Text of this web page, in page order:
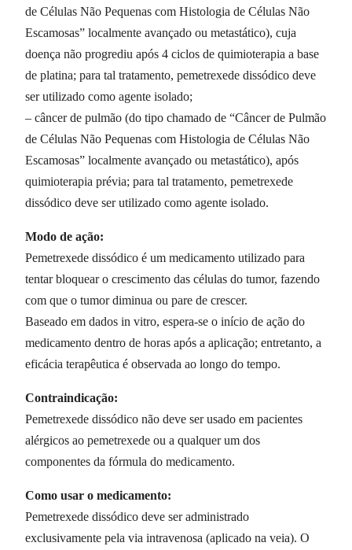
de Células Não Pequenas com Histologia de Células Não
Escamosas” localmente avançado ou metastático), cuja
doença não progrediu após 4 ciclos de quimioterapia a base
de platina; para tal tratamento, pemetrexede dissódico deve
ser utilizado como agente isolado;
– câncer de pulmão (do tipo chamado de “Câncer de Pulmão
de Células Não Pequenas com Histologia de Células Não
Escamosas” localmente avançado ou metastático), após
quimioterapia prévia; para tal tratamento, pemetrexede
dissódico deve ser utilizado como agente isolado.
Modo de ação:
Pemetrexede dissódico é um medicamento utilizado para
tentar bloquear o crescimento das células do tumor, fazendo
com que o tumor diminua ou pare de crescer.
Baseado em dados in vitro, espera-se o início de ação do
medicamento dentro de horas após a aplicação; entretanto, a
eficácia terapêutica é observada ao longo do tempo.
Contraindicação:
Pemetrexede dissódico não deve ser usado em pacientes
alérgicos ao pemetrexede ou a qualquer um dos
componentes da fórmula do medicamento.
Como usar o medicamento:
Pemetrexede dissódico deve ser administrado
exclusivamente pela via intravenosa (aplicado na veia). O